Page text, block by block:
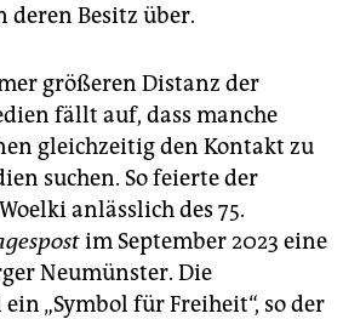
deren Besitz über.
größeren Distanz der
fällt auf, dass manche
gleichzeitig den Kontakt zu
suchen. So feierte der
anlässlich des 75.
im September 2023 eine
Neumünster. Die
„Symbol für Freiheit“, so der